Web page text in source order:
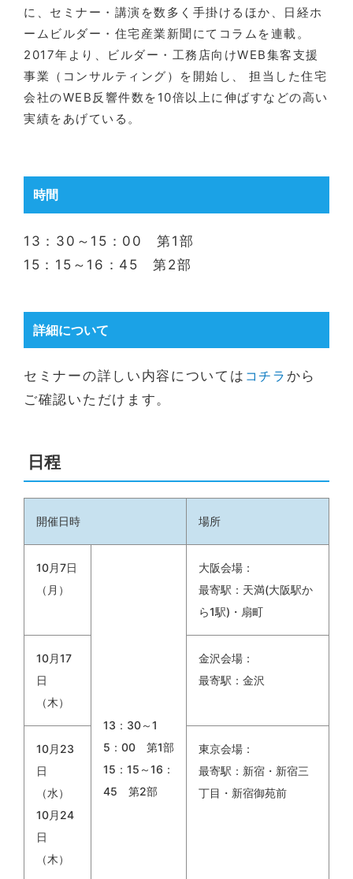
に、セミナー・講演を数多く手掛けるほか、日経ホ
ームビルダー・住宅産業新聞にてコラムを連載。
2017年より、ビルダー・工務店向けWEB集客支援
事業（コンサルティング）を開始し、 担当した住宅
会社のWEB反響件数を10倍以上に伸ばすなどの高い
実績をあげている。
時間
13：30～15：00 第1部
15：15～16：45 第2部
詳細について
セミナーの詳しい内容については コチラ から
ご確認いただけます。
日程
開催日時 場所
10月7日
（月）
13：30～1
5：00 第1部
15：15～16：
45 第2部
大阪会場：
最寄駅：天満(大阪駅か
ら1駅)・扇町
10月17
日
（木）
金沢会場：
最寄駅：金沢
10月23
日
（水）
10月24
日
（木）
東京会場：
最寄駅：新宿・新宿三
丁目・新宿御苑前